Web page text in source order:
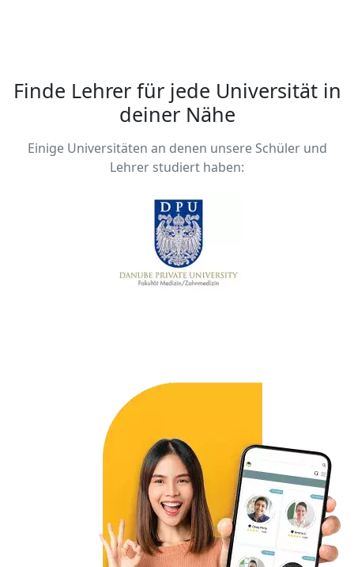
Finde Lehrer für jede Universität in
deiner Nähe
Einige Universitäten an denen unsere Schüler und
Lehrer studiert haben: